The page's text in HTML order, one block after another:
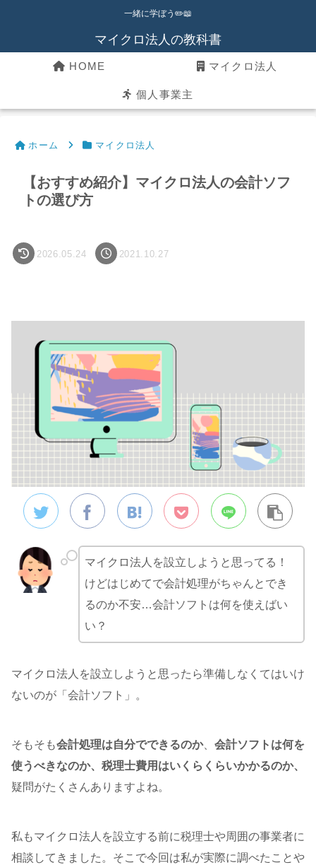
一緒に学ぼう✏️📖
マイクロ法人の教科書
HOME マイクロ法人
個人事業主
ホーム マイクロ法人
【おすすめ紹介】マイクロ法人の会計ソフ
トの選び方
2026.05.24 2021.10.27
マイクロ法人を設立しようと思ってる！
けどはじめてで会計処理がちゃんとでき
るのか不安…会計ソフトは何を使えばい
い？
マイクロ法人を設立しようと思ったら準備しなくてはいけ
ないのが「会計ソフト」。
そもそも会計処理は自分でできるのか、 会計ソフトは何を
使うべきなのか、税理士費用はいくらくらいかかるのか、
疑問がたくさんありますよね。
私もマイクロ法人を設立する前に税理士や周囲の事業者に
相談してきました。そこで今回は私が実際に調べたことや